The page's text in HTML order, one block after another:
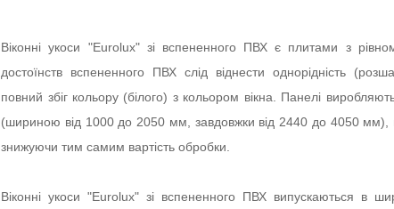
Віконні укоси "Eurolux" зі вспененного ПВХ є плитами з
достоїнств вспененного ПВХ слід віднести однорідність
повний збіг кольору (білого) з кольором вікна. Панелі
(шириною від 1000 до 2050 мм, завдовжки від 2440 до 4050 мм),
знижуючи тим самим вартість обробки.
Віконні укоси "Eurolux" зі вспененного ПВХ випускаються в